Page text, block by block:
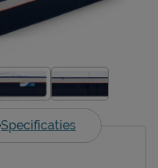
Specificaties